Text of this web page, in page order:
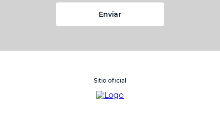
Enviar
Sitio oficial